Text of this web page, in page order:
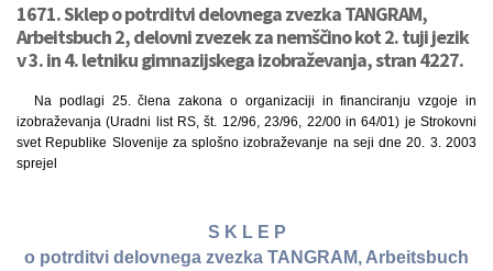
1671. Sklep o potrditvi delovnega zvezka TANGRAM,
Arbeitsbuch 2, delovni zvezek za nemščino kot 2. tuji jezik
v 3. in 4. letniku gimnazijskega izobraževanja, stran 4227.
Na podlagi 25. člena zakona o organizaciji in financiranju vzgoje in
izobraževanja (Uradni list RS, št. 12/96, 23/96, 22/00 in 64/01) je Strokovni
svet Republike Slovenije za splošno izobraževanje na seji dne 20. 3. 2003
sprejel
S K L E P
o potrditvi delovnega zvezka TANGRAM, Arbeitsbuch